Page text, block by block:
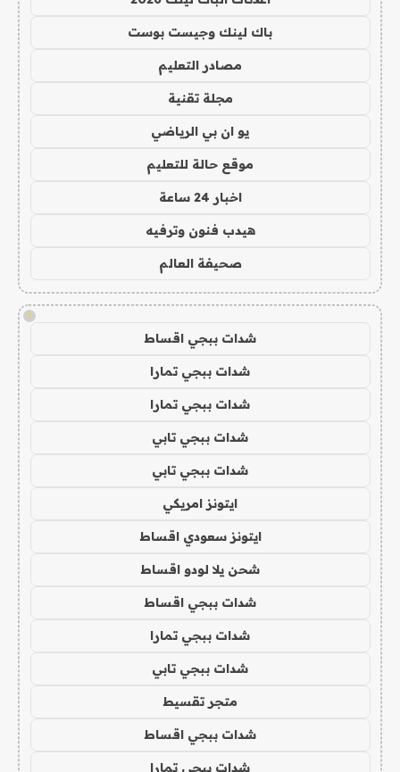
باك لينك وجيست بوست
مصادر التعليم
مجلة تقنية
يو ان بي الرياضي
موقع حالة للتعليم
اخبار 24 ساعة
هيدب فنون وترفيه
صحيفة العالم
!
شدات ببجي اقساط
شدات ببجي تمارا
شدات ببجي تمارا
شدات ببجي تابي
شدات ببجي تابي
ايتونز امريكي
ايتونز سعودي اقساط
شحن يلا لودو اقساط
شدات ببجي اقساط
شدات ببجي تمارا
شدات ببجي تابي
متجر تقسيط
شدات ببجي اقساط
شدات ببجي تمارا